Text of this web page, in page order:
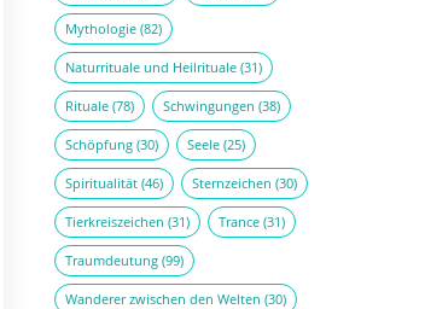
Mythologie (82)
Naturrituale und Heilrituale (31)
Rituale (78) Schwingungen (38)
Schöpfung (30) Seele (25)
Spiritualität (46) Sternzeichen (30)
Tierkreiszeichen (31) Trance (31)
Traumdeutung (99)
Wanderer zwischen den Welten (30)